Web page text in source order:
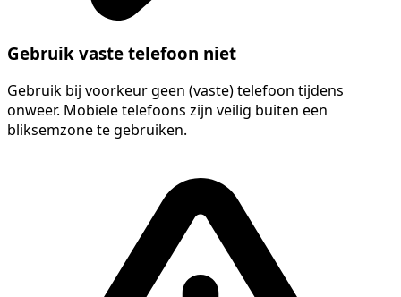
Gebruik vaste telefoon niet
Gebruik bij voorkeur geen (vaste) telefoon tijdens
onweer. Mobiele telefoons zijn veilig buiten een
bliksemzone te gebruiken.